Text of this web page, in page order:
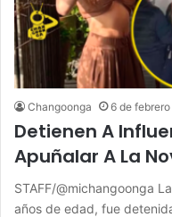
Changoonga 6 de
Detienen A
Apuñalar A La
STAFF/@michangoonga
años de edad, fue